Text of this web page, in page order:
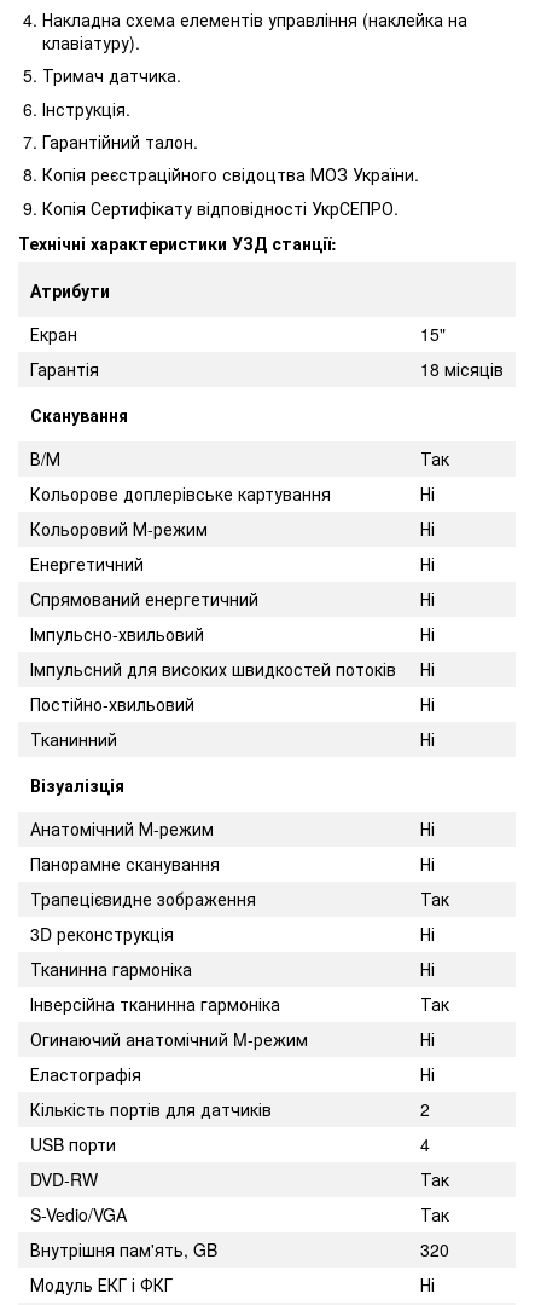
Накладна схема елементів управління (наклейка на
клавіатуру).
Тримач датчика.
Інструкція.
Гарантійний талон.
Копія реєстраційного свідоцтва МОЗ України.
Копія Сертифікату відповідності УкрСЕПРО.
Технічні характеристики УЗД станції:
Атрибути
Екран
15"
Гарантія
18 місяців
Сканування
В/М
Так
Кольорове доплерівське картування
Ні
Кольоровий М-режим
Ні
Енергетичний
Ні
Спрямований енергетичний
Ні
Імпульсно-хвильовий
Ні
Імпульсний для високих швидкостей потоків
Ні
Постійно-хвильовий
Ні
Тканинний
Ні
Візуалізція
Анатомічний М-режим
Ні
Панорамне сканування
Ні
Трапецієвидне зображення
Так
3D реконструкція
Ні
Тканинна гармоніка
Ні
Інверсійна тканинна гармоніка
Так
Огинаючий анатомічний M-режим
Ні
Еластографія
Ні
Кількість портів для датчиків
2
USB порти
4
DVD-RW
Так
S-Vedio/VGA
Так
Внутрішня пам'ять, GB
320
Модуль ЕКГ і ФКГ
Ні